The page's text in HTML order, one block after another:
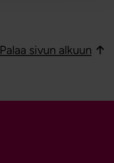
Palaa sivun alkuun